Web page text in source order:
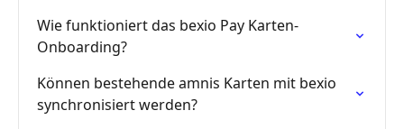
Wie funktioniert das bexio Pay Karten-
Onboarding?
Können bestehende amnis Karten mit bexio
synchronisiert werden?